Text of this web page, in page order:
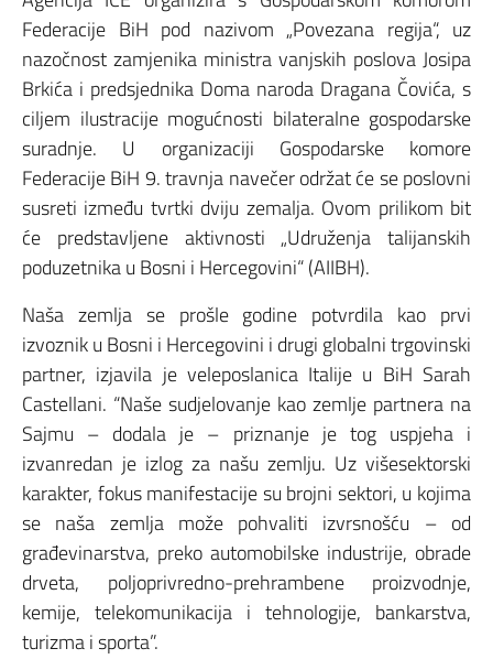
Federacije BiH pod nazivom „Povezana regija“, uz
nazočnost zamjenika ministra vanjskih poslova Josipa
Brkića i predsjednika Doma naroda Dragana Čovića, s
ciljem ilustracije mogućnosti bilateralne gospodarske
suradnje. U organizaciji Gospodarske komore
Federacije BiH 9. travnja navečer održat će se poslovni
susreti između tvrtki dviju zemalja. Ovom prilikom bit
će predstavljene aktivnosti „Udruženja talijanskih
poduzetnika u Bosni i Hercegovini“ (AIIBH).
Naša zemlja se prošle godine potvrdila kao prvi
izvoznik u Bosni i Hercegovini i drugi globalni trgovinski
partner, izjavila je veleposlanica Italije u BiH Sarah
Castellani. “Naše sudjelovanje kao zemlje partnera na
Sajmu – dodala je – priznanje je tog uspjeha i
izvanredan je izlog za našu zemlju. Uz višesektorski
karakter, fokus manifestacije su brojni sektori, u kojima
se naša zemlja može pohvaliti izvrsnošću – od
građevinarstva, preko automobilske industrije, obrade
drveta, poljoprivredno-prehrambene proizvodnje,
kemije, telekomunikacija i tehnologije, bankarstva,
turizma i sporta”.